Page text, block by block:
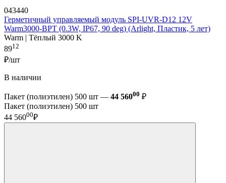
043440
Герметичный управляемый модуль SPI-UVR-D12 12V
Warm3000-BPT (0.3W, IP67, 90 deg) (Arlight, Пластик, 5 лет)
Warm | Тёплый 3000 K
8912
₽/шт
В наличии
Пакет (полиэтилен) 500 шт — 44 56000 ₽
Пакет (полиэтилен) 500 шт
44 56000₽